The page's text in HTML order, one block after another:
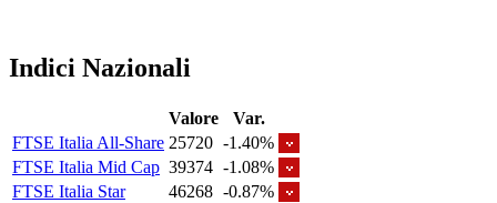
Indici Nazionali
Valore
Var.
FTSE Italia All-Share 25720 -1.40%
FTSE Italia Mid Cap 39374 -1.08%
FTSE Italia Star
46268 -0.87%